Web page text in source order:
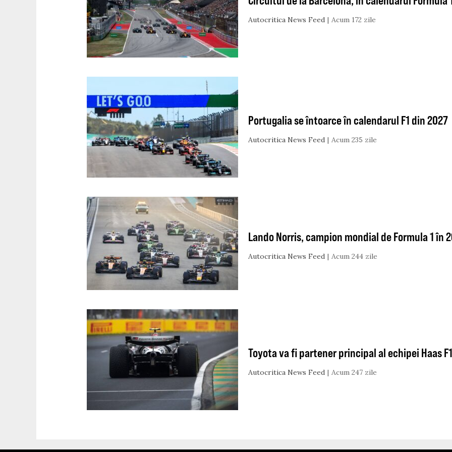
Autocritica News Feed Acum 172 zile
Portugalia se întoarce în calendarul F1 din 2027
Autocritica News Feed Acum 235 zile
Lando Norris, campion mondial de Formula 1 în
Autocritica News Feed Acum 244 zile
Toyota va fi partener principal al echipei Haas
Autocritica News Feed Acum 247 zile